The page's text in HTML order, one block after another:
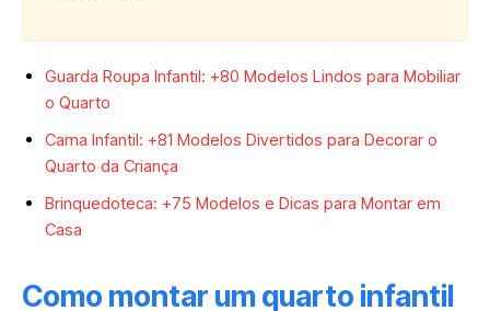
Guarda Roupa Infantil: +80 Modelos Lindos para Mobiliar
o Quarto
Cama Infantil: +81 Modelos Divertidos para Decorar o
Quarto da Criança
Brinquedoteca: +75 Modelos e Dicas para Montar em
Casa
Como montar um quarto infantil